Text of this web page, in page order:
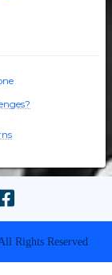
Rights Reserved